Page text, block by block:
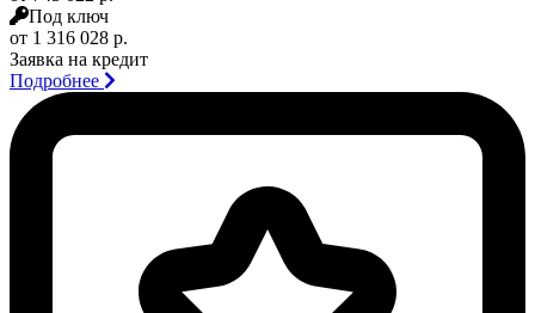
Под ключ
от 1 316 028 р.
Заявка на кредит
Подробнее